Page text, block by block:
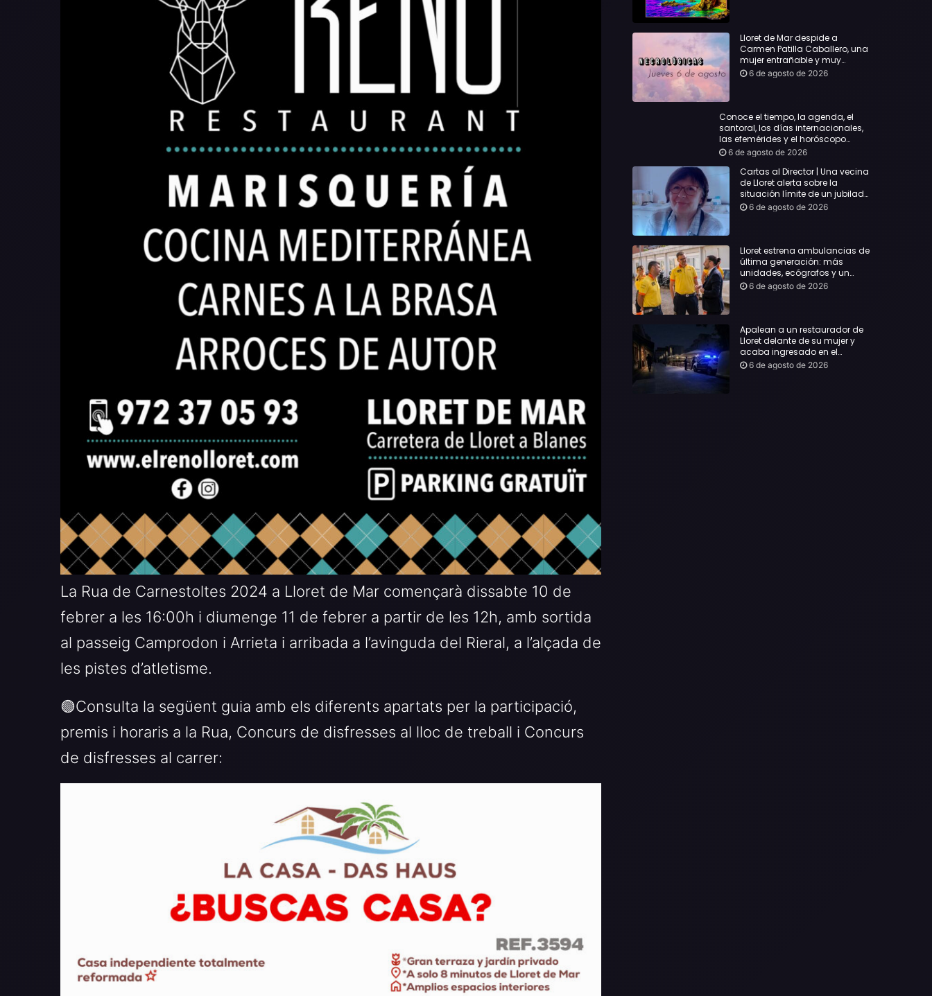
La Rua de Carnestoltes 2024 a Lloret de Mar començarà dissabte 10 de
febrer a les 16:00h i diumenge 11 de febrer a partir de les 12h, amb sortida
al passeig Camprodon i Arrieta i arribada a l’avinguda del Rieral, a l’alçada de
les pistes d’atletisme.
🟢Consulta la següent guia amb els diferents apartats per la participació,
premis i horaris a la Rua, Concurs de disfresses al lloc de treball i Concurs
de disfresses al carrer:
Lloret de Mar despide a
Carmen Patilla Caballero, una
mujer entrañable y muy
querida
6 de agosto de 2026
Conoce el tiempo, la agenda, el
santoral, los días internacionales,
las efemérides y el horóscopo…
6 de agosto de 2026
Cartas al Director | Una vecina
de Lloret alerta sobre la
situación límite de un jubilado
de 65 años y pide una
6 de agosto de 2026
Lloret estrena ambulancias de
última generación: más
unidades, ecógrafos y un
servicio reforzado las 24 horas
6 de agosto de 2026
Apalean a un restaurador de
Lloret delante de su mujer y
acaba ingresado en el
Hospital Vall d’Hebron
6 de agosto de 2026